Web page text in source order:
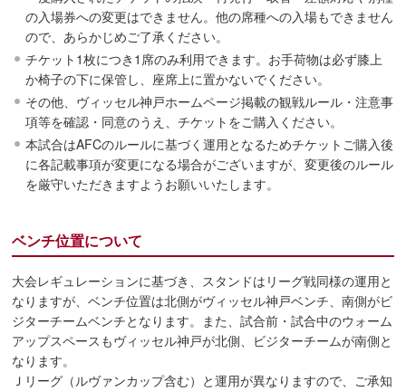
の入場券への変更はできません。他の席種への入場もできません
ので、あらかじめご了承ください。
チケット1枚につき1席のみ利用できます。お手荷物は必ず膝上
か椅子の下に保管し、座席上に置かないでください。
その他、ヴィッセル神戸ホームページ掲載の観戦ルール・注意事
項等を確認・同意のうえ、チケットをご購入ください。
本試合はAFCのルールに基づく運用となるためチケットご購入後
に各記載事項が変更になる場合がございますが、変更後のルール
を厳守いただきますようお願いいたします。
ベンチ位置について
大会レギュレーションに基づき、スタンドはリーグ戦同様の運用と
なりますが、ベンチ位置は北側がヴィッセル神戸ベンチ、南側がビ
ジターチームベンチとなります。また、試合前・試合中のウォーム
アップスペースもヴィッセル神戸が北側、ビジターチームが南側と
なります。
Ｊリーグ（ルヴァンカップ含む）と運用が異なりますので、ご承知